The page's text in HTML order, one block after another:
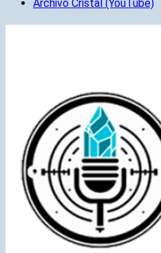
Archivo Cristal (YouTube)